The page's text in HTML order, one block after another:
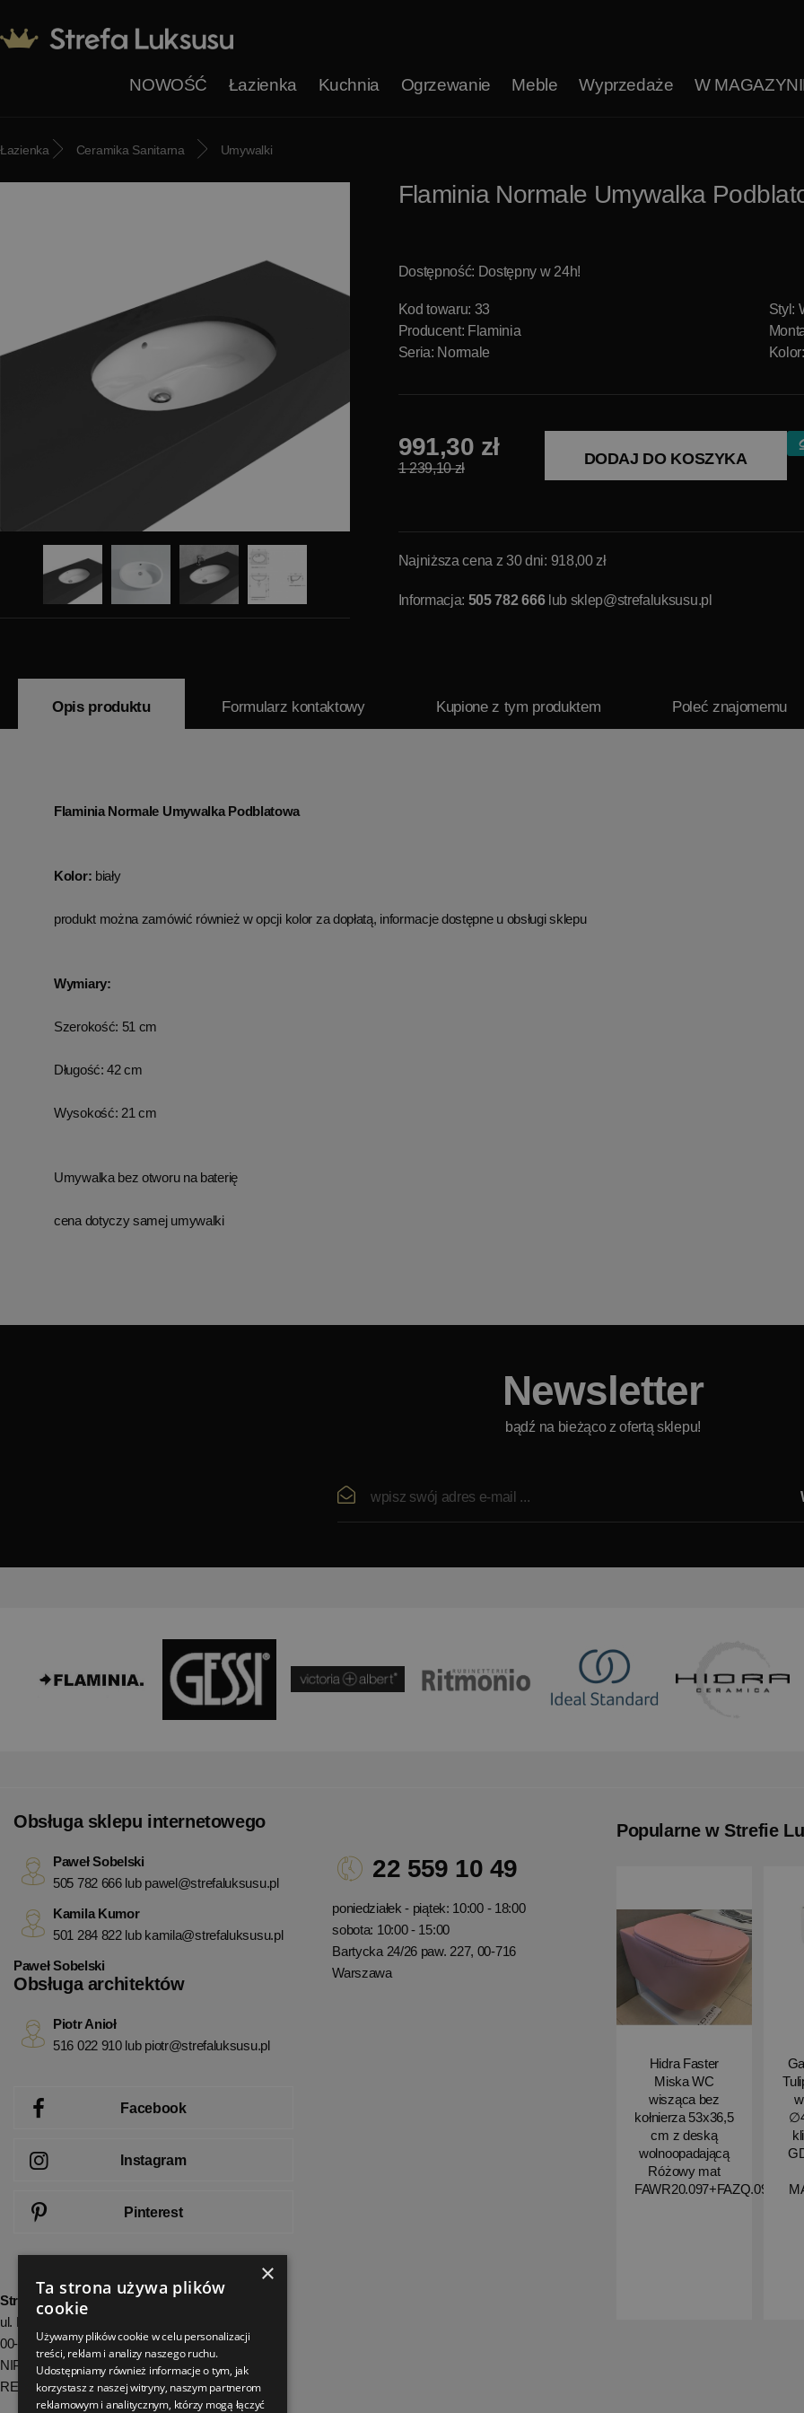
NOWOŚĆ Łazienka Kuchnia Ogrzewanie Meble Wyprzedaże W
Łazienka Ceramika Sanitarna Umywalki
Flaminia Normale Umywalka
Dostępność: Dostępny w 24h!
Kod towaru: 33
Producent: Flaminia
Seria: Normale
Styl:
991,30 zł
1 239,10 zł
DODAJ DO KOSZYKA
Najniższa cena z 30 dni: 918,00 zł
Informacja: 505 782 666lub sklep@strefaluksusu.pl
Opis produktu Formularz kontaktowy Kupione z tym produktem Poleć znajomemu
Flaminia Normale Umywalka Podblatowa
Kolor: biały
produkt można zamówić również w opcji kolor za dopłatą, informacje dostępne u obsługi sklepu
Wymiary:
Szerokość: 51 cm
Długość: 42 cm
Wysokość: 21 cm
Umywalka bez otworu na baterię
cena dotyczy samej umywalki
Newsletter
bądź na bieżąco z ofertą sklepu!
Popularne w Strefie
Hidra Faster
Miska WC
wisząca bez
kołnierza 53x36,5
cm z deską
wolnoopadającą
Różowy mat
FAWR20.097+FAZQ.097
22 559 10 49
poniedziałek - piątek: 10:00 - 18:00
sobota: 10:00 - 15:00
Bartycka 24/26 paw. 227, 00-716
Warszawa
Obsługa sklepu internetowego
Paweł Sobelski
505 782 666 lub pawel@strefaluksusu.pl
Kamila Kumor
501 284 822 lub kamila@strefaluksusu.pl
Paweł Sobelski
Obsługa architektów
Piotr Anioł
516 022 910 lub piotr@strefaluksusu.pl
Facebook
Instagram
Pinterest
StrefaLuksusu.pl
ul. Bartycka 24/26 Pawilon 227
00-716 Warszawa
NIP: 8251972213
REGON: 06035139
×
Ta strona używa plików
cookie
Używamy plików cookie w celu personalizacji
treści, reklam i analizy naszego ruchu.
Udostępniamy również informacje o tym, jak
korzystasz z naszej witryny, naszym partnerom
reklamowym i analitycznym, którzy mogą łączyć